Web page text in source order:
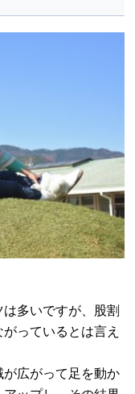
多いですが、股割
っているとは言え
が広がって足を動か